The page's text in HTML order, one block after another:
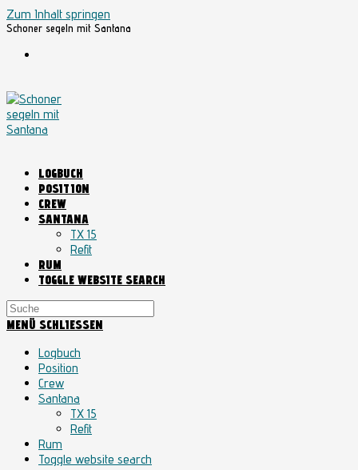
Zum Inhalt springen
Schoner segeln mit Santana
LOGBUCH
POSITION
CREW
SANTANA
TX 15
Refit
RUM
TOGGLE WEBSITE SEARCH
MENÜ SCHLIESSEN
Logbuch
Position
Crew
Santana
TX 15
Refit
Rum
Toggle website search